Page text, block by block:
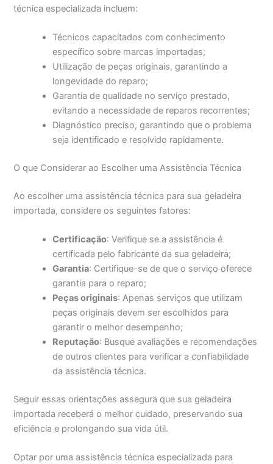
técnica especializada incluem:
Técnicos capacitados com conhecimento
específico sobre marcas importadas;
Utilização de peças originais, garantindo a
longevidade do reparo;
Garantia de qualidade no serviço prestado,
evitando a necessidade de reparos recorrentes;
Diagnóstico preciso, garantindo que o problema
seja identificado e resolvido rapidamente.
O que Considerar ao Escolher uma Assistência Técnica
Ao escolher uma assistência técnica para sua geladeira
importada, considere os seguintes fatores:
Certificação: Verifique se a assistência é
certificada pelo fabricante da sua geladeira;
Garantia: Certifique-se de que o serviço oferece
garantia para o reparo;
Peças originais: Apenas serviços que utilizam
peças originais devem ser escolhidos para
garantir o melhor desempenho;
Reputação: Busque avaliações e recomendações
de outros clientes para verificar a confiabilidade
da assistência técnica.
Seguir essas orientações assegura que sua geladeira
importada receberá o melhor cuidado, preservando sua
eficiência e prolongando sua vida útil.
Optar por uma assistência técnica especializada para